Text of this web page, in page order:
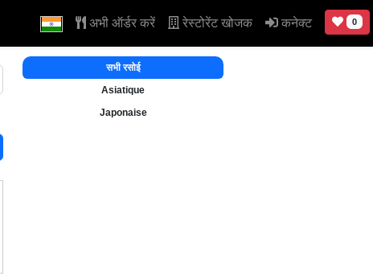
अभी ऑर्डर करें रेस्टोरेंट खोजक कनेक्ट 0
सभी रसोई
Asiatique
Japonaise